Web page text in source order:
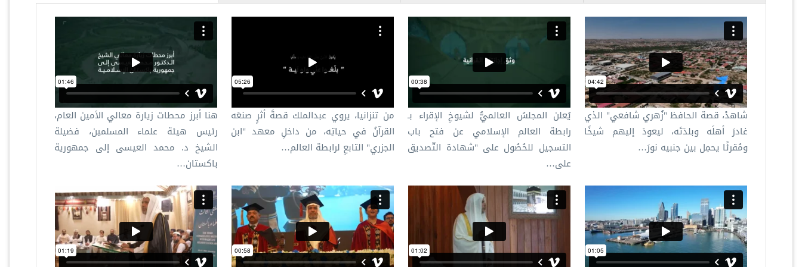
شاهدْ، قصة الحافظ "زُهري شافعي" الذي
غادرَ أهلَه وبلدَتَه، ليعودَ إليهم شيخًا
ومُقرئًا يحمِل بين جنبيه نورَ…
يُعلن المجلسُ العالميُّ لشيوخِ الإقراء بـ
رابطة العالم الإسلامي عن فتح باب
التسجيل للحُصُول على "شهادة التّصديق
على…
من تنزانيا، يروي عبدالملك قصةَ أثرٍ صنعَه
القرآنُ في حياتِه، من داخلِ معهد "ابن
الجزري" التابعِ لرابطة العالم…
هنا أبرز محطات زيارة معالي الأمين العام،
رئيس هيئة علماء المسلمين، فضيلة
الشيخ د.⁧ محمد العيسى⁩ إلى جمهورية
باكستان…